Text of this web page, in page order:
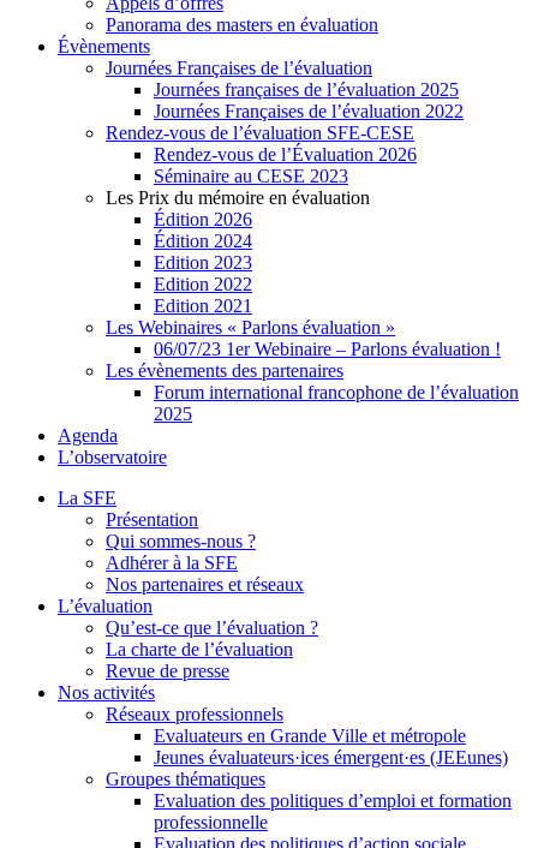
Panorama des masters en évaluation
Évènements
Journées Françaises de l’évaluation
Journées françaises de l’évaluation 2025
Journées Françaises de l’évaluation 2022
Rendez-vous de l’évaluation SFE-CESE
Rendez-vous de l’Évaluation 2026
Séminaire au CESE 2023
Les Prix du mémoire en évaluation
Édition 2026
Édition 2024
Edition 2023
Edition 2022
Edition 2021
Les Webinaires « Parlons évaluation »
06/07/23 1er Webinaire – Parlons évaluation !
Les évènements des partenaires
Forum international francophone de l’évaluation
2025
Agenda
L’observatoire
La SFE
Présentation
Qui sommes-nous ?
Adhérer à la SFE
Nos partenaires et réseaux
L’évaluation
Qu’est-ce que l’évaluation ?
La charte de l’évaluation
Revue de presse
Nos activités
Réseaux professionnels
Evaluateurs en Grande Ville et métropole
Jeunes évaluateurs·ices émergent·es (JEEunes)
Groupes thématiques
Evaluation des politiques d’emploi et formation
professionnelle
Evaluation des politiques d’action sociale